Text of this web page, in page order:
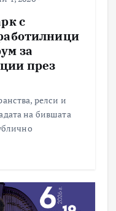
с
за
през
релси и
на бившата